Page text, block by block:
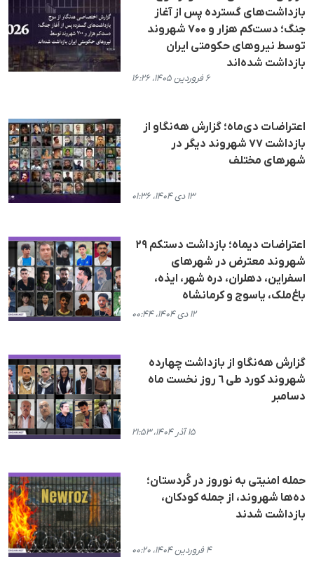
بازداشت‌های گسترده پس از آغاز
جنگ؛ دست‌کم هزار و ۷۰۰ شهروند
توسط نیروهای حکومتی ایران
بازداشت شده‌اند
۶ فروردین ۱۴۰۵، ۱۶:۲۶
اعتراضات دی‌ماه؛ گزارش هه‌نگاو از
بازداشت ۷۷ شهروند دیگر در
شهرهای مختلف
۱۳ دی ۱۴۰۴، ۰۱:۳۶
اعتراضات دیماه؛ بازداشت دستکم ۲۹
شهروند معترض در شهرهای
اسفراین، دهلران، درە شهر، ایذە،
باغ‌ملک، یاسوج و کرمانشاه
۱۲ دی ۱۴۰۴، ۰۰:۴۴
گزارش هەنگاو از بازداشت چهاردە
شهروند کورد طی ٦ روز نخست ماه
دسامبر
۱۵ آذر ۱۴۰۴، ۲۱:۵۳
حمله امنیتی به نوروز در کُردستان؛
ده‌ها شهروند، از جمله کودکان،
بازداشت شدند
۴ فروردین ۱۴۰۴، ۰۰:۲۰